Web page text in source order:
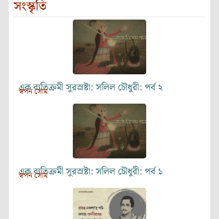
সংস্কৃতি
এক ব্যতিক্রমী সুরস্রষ্টা: সলিল চৌধুরী: পর্ব ২
স্বপন সোম
এক ব্যতিক্রমী সুরস্রষ্টা: সলিল চৌধুরী: পর্ব ১
স্বপন সোম